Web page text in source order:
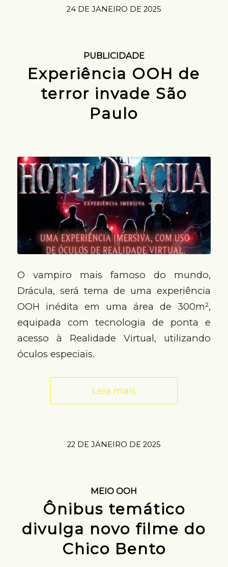
24 DE JANEIRO DE 2025
PUBLICIDADE
Experiência OOH de
terror invade São
Paulo
O vampiro mais famoso do mundo,
Drácula, será tema de uma experiência
OOH inédita em uma área de 300m²,
equipada com tecnologia de ponta e
acesso à Realidade Virtual, utilizando
óculos especiais.
Leia mais
22 DE JANEIRO DE 2025
MEIO OOH
Ônibus temático
divulga novo filme do
Chico Bento